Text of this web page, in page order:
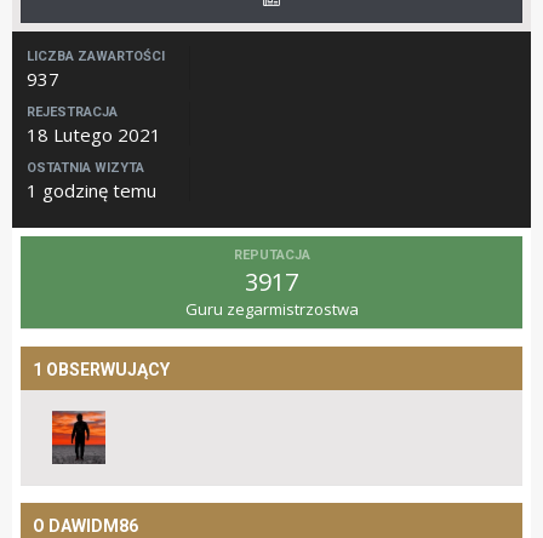
LICZBA ZAWARTOŚCI
937
REJESTRACJA
18 Lutego 2021
OSTATNIA WIZYTA
1 godzinę temu
REPUTACJA
3917
Guru zegarmistrzostwa
1 OBSERWUJĄCY
O DAWIDM86